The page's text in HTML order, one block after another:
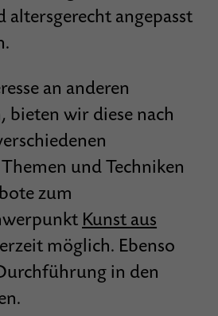
angepasst
an anderen
bieten wir diese nach
und Techniken
zum
Kunst aus
möglich. Ebenso
in den